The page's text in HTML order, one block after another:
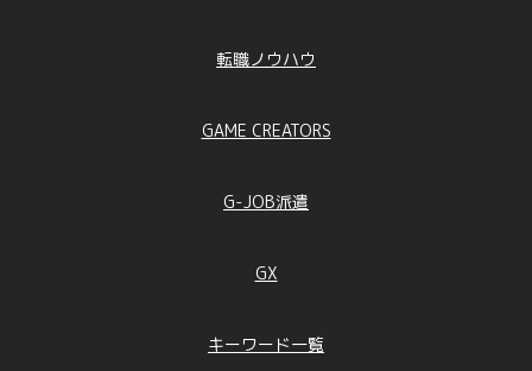
転職ノウハウ
GAME CREATORS
G-JOB派遣
GX
キーワード一覧